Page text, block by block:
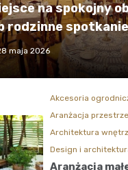
na spokojny
rodzinne
maja 2026
Akcesoria
Aranżacja
Architektura wnętrz
Design i
Aranżacja